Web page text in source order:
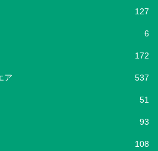
127
6
172
ア 537
51
93
108